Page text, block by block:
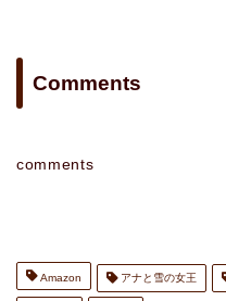
Comments
comments
Amazon アナと雪の女王